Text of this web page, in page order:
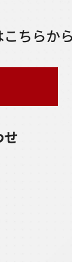
ちらか